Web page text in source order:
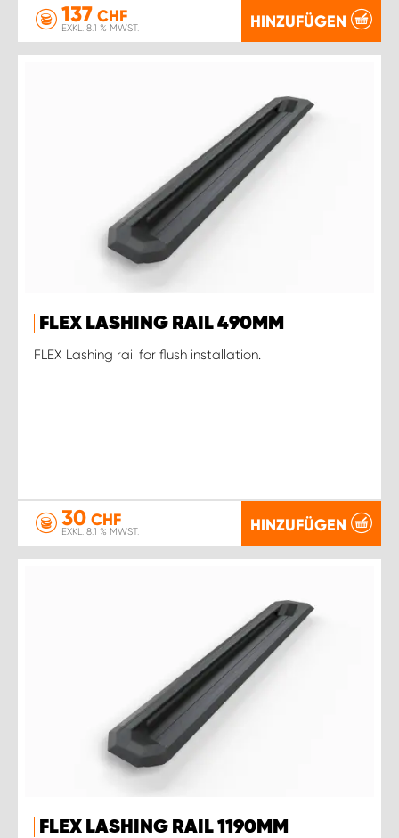
137 CHF
EXKL. 8.1 % MWST. HINZUFÜGEN
FLEX LASHING RAIL 490MM
FLEX Lashing rail for flush installation.
30 CHF
EXKL. 8.1 % MWST. HINZUFÜGEN
FLEX LASHING RAIL 1190MM